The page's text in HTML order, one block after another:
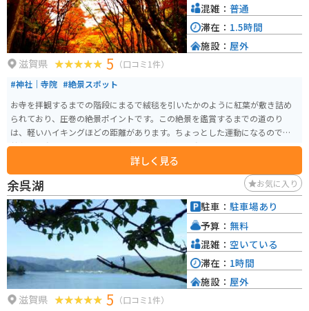
料理を楽しむことができます。 バイクで訪れる場合、道の駅には広い駐車場
が完備されているので安心です。夜叉ヶ池周辺は、 winding road が続くの
で、ツーリングにも最適です。ただし、山岳地帯のため、天候が変わりやす
いので注意が必要です。雨具や防寒具などの準備をしておくことをおすすめ
します。
滋賀県 5 （口コミ1件）
#神社｜寺院 #絶景スポット
お寺を拝観するまでの階段にまるで絨毯を引いたかのように紅葉が敷き詰め
られており、圧巻の絶景ポイントです。この絶景を鑑賞するまでの道のり
は、軽いハイキングほどの距離があります。ちょっとした運動になるので、
普段体を動かさない人も景色を楽しみながら体を動かせます。
詳しく見る
混雑： 普通
滞在： 1.5時間
施設： 屋外
余呉湖 お気に入り
滋賀県 5 （口コミ1件）
駐車： 駐車場あり
予算： 無料
混雑： 空いている
滞在： 1時間
施設： 屋外